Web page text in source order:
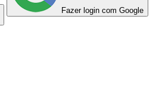
Fazer login com Google